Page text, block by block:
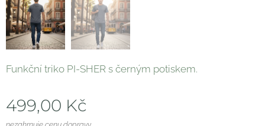
Funkční triko PI-SHER s černým potiskem.
499,00 Kč